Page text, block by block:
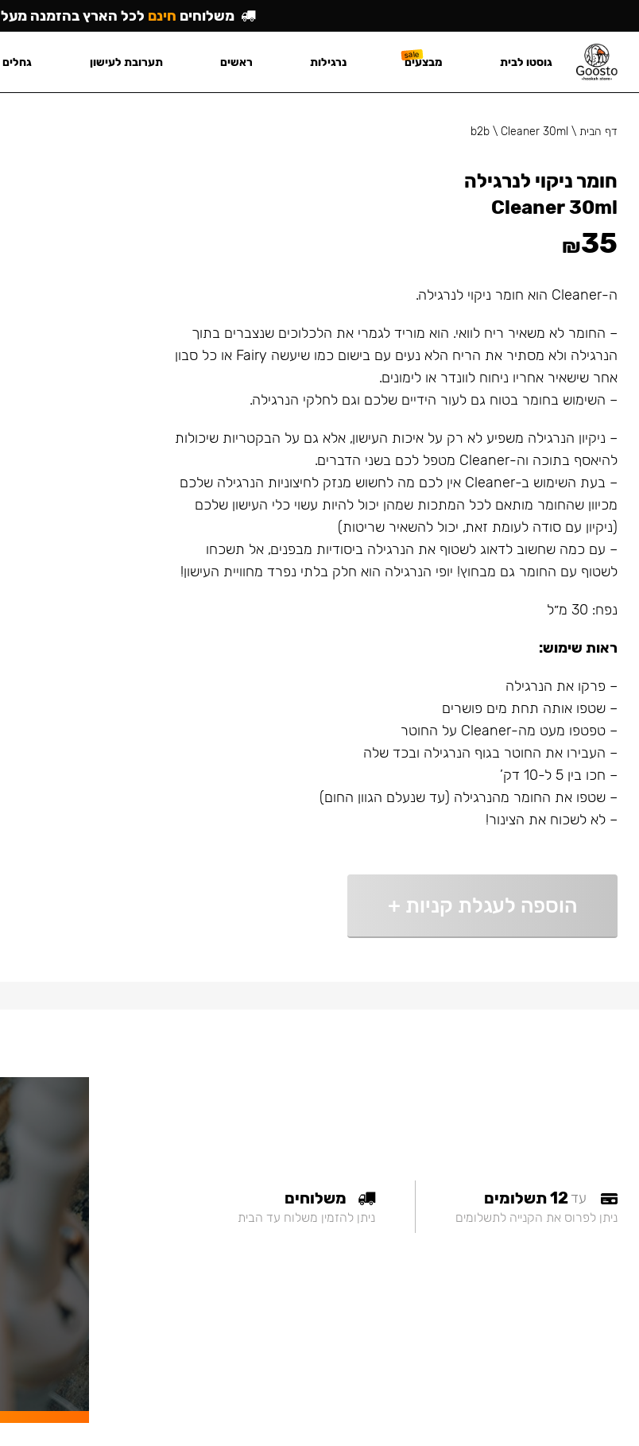
דף הבית\
b2b \Cleaner 30ml
חומר ניקוי לנרגילה
Cleaner 30ml
₪35
ה-Cleaner הוא חומר ניקוי לנרגילה.
– החומר לא משאיר ריח לוואי. הוא מוריד לגמרי את הלכלוכים שנצברים בתוך
הנרגילה ולא מסתיר את הריח הלא נעים עם בישום כמו שיעשה Fairy או כל סבון
אחר שישאיר אחריו ניחוח לוונדר או לימונים.
– השימוש בחומר בטוח גם לעור הידיים שלכם וגם לחלקי הנרגילה.
– ניקיון הנרגילה משפיע לא רק על איכות העישון, אלא גם על הבקטריות שיכולות
להיאסף בתוכה וה-Cleaner מטפל לכם בשני הדברים.
– בעת השימוש ב-Cleaner אין לכם מה לחשוש מנזק לחיצוניות הנרגילה שלכם
מכיוון שהחומר מותאם לכל המתכות שמהן יכול להיות עשוי כלי העישון שלכם
(ניקיון עם סודה לעומת זאת, יכול להשאיר שריטות)
– עם כמה שחשוב לדאוג לשטוף את הנרגילה ביסודיות מבפנים, אל תשכחו
לשטוף עם החומר גם מבחוץ! יופי הנרגילה הוא חלק בלתי נפרד מחוויית העישון!
נפח: 30 מ״ל
ראות שימוש:
– פרקו את הנרגילה
– שטפו אותה תחת מים פושרים
– טפטפו מעט מה-Cleaner על החוטר
– העבירו את החוטר בגוף הנרגילה ובכד שלה
– חכו בין 5 ל-10 דק’
– שטפו את החומר מהנרגילה (עד שנעלם הגוון החום)
– לא לשכוח את הצינור!
הוספה לעגלת קניות +
עד12 תשלומים
ניתן לפרוס את הקנייה לתשלומים
משלוחים
ניתן להזמין משלוח עד הבית
משלוחים חינם לכל הארץ בהזמנה מעל ₪449
גוסטו לבית מבצעים נרגילות ראשים תערובת לעישון גחלים